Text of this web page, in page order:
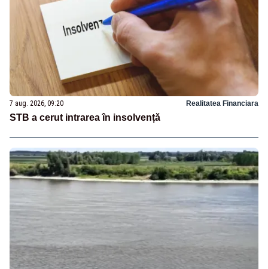
7 aug. 2026, 09:20 Realitatea Financiara
STB a cerut intrarea în insolvență